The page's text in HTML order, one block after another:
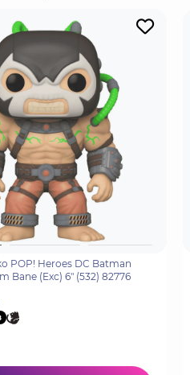
POP! Heroes DC Batman
Bane (Exc) 6" (532) 82776